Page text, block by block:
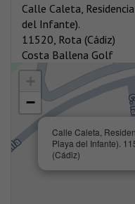
Calle Caleta,
del Infante).
11520, Rota (Cádiz)
Costa Ballena Golf
Calle Caleta,
Playa del Infante).
(Cádiz)
−